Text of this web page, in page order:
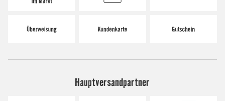
Hauptversandpartner